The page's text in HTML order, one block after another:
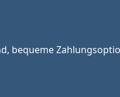
bequeme